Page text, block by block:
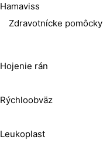
Hamaviss
Zdravotnícke pomôcky
Hojenie rán
Rýchloobväz
Leukoplast